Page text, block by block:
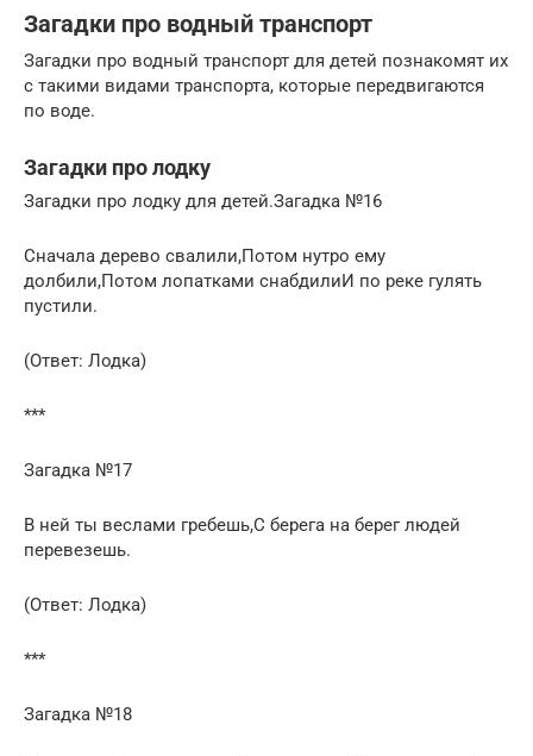
Загадки про водный транспорт
Загадки про водный транспорт для детей познакомят их
с такими видами транспорта, которые передвигаются
по воде.
Загадки про лодку
Загадки про лодку для детей.Загадка №16
Сначала дерево свалили,Потом нутро ему
долбили,Потом лопатками снабдилиИ по реке гулять
пустили.
(Ответ: Лодка)
***
Загадка №17
В ней ты веслами гребешь,С берега на берег людей
перевезешь.
(Ответ: Лодка)
***
Загадка №18